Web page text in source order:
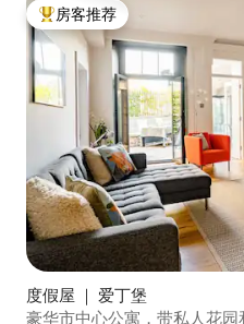
热门「房客推荐」
房客推荐
度假屋 ｜ 爱丁堡
豪华市中心公寓，带私人花园